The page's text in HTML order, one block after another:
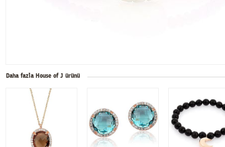
Daha fazla House of J ürünü